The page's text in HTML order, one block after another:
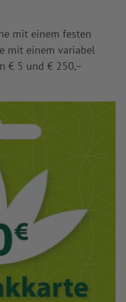
mit einem festen
mit einem variabel
€ 5 und € 250,–